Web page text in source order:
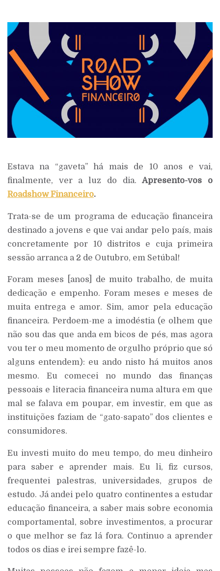
Estava na “gaveta” há mais de 10 anos e vai,
finalmente, ver a luz do dia.Apresento-vos o
Roadshow Financeiro.
Trata-se de um programa de educação financeira
destinado a jovens e que vai andar pelo país, mais
concretamente por 10 distritos e cuja primeira
sessão arranca a 2 de Outubro, em Setúbal!
Foram meses [anos] de muito trabalho, de muita
dedicação e empenho. Foram meses e meses de
muita entrega e amor. Sim, amor pela educação
financeira. Perdoem-me a imodéstia (e olhem que
não sou das que anda em bicos de pés, mas agora
vou ter o meu momento de orgulho próprio que só
alguns entendem): eu ando nisto há muitos anos
mesmo. Eu comecei no mundo das finanças
pessoais e literacia financeira numa altura em que
mal se falava em poupar, em investir, em que as
instituições faziam de “gato-sapato” dos clientes e
consumidores.
Eu investi muito do meu tempo, do meu dinheiro
para saber e aprender mais. Eu li, fiz cursos,
frequentei palestras, universidades, grupos de
estudo. Já andei pelo quatro continentes a estudar
educação financeira, a saber mais sobre economia
comportamental, sobre investimentos, a procurar
o que melhor se faz lá fora. Continuo a aprender
todos os dias e irei sempre fazê-lo.